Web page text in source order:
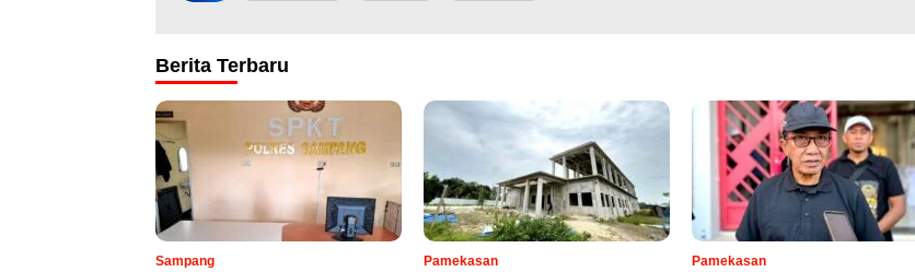
Berita Terbaru
Sampang Pamekasan Pamekasan